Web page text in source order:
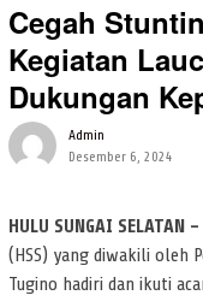
Cegah
Kegiatan
Dukungan
Admin
Desember 6, 2024
HULU SUNGAI SELATAN –
(HSS) yang diwakili oleh
Tugino hadiri dan ikuti